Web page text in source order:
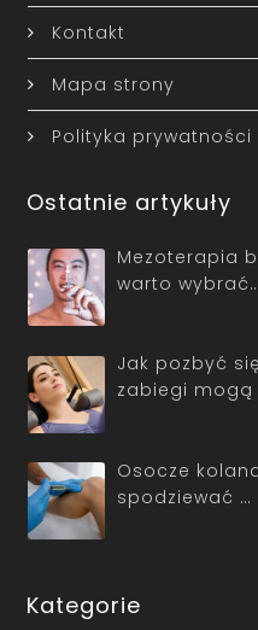
Kontakt
Mapa strony
Polityka prywatności
Ostatnie artykuły
Mezoterapia
warto wybrać…
Jak pozbyć
zabiegi mogą
Osocze
spodziewać …
Kategorie